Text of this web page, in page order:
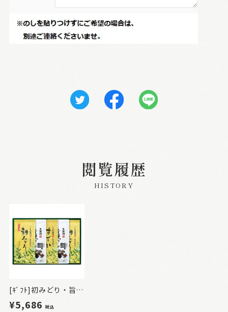
閲覧履歴
HISTORY
[ｷﾞﾌﾄ]初みどり・旨味だし・すずか詰合せ5本入
¥5,686税込